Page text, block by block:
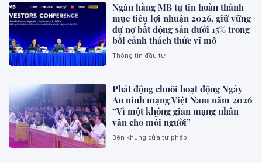
Ngân hàng MB tự tin hoàn thành
mục tiêu lợi nhuận 2026, giữ vững
dư nợ bất động sản dưới 15% trong
bối cảnh thách thức vĩ mô
Thông tin đầu tư
Phát động chuỗi hoạt động Ngày
An ninh mạng Việt Nam năm 2026
“Vì một không gian mạng nhân
văn cho mỗi người”
Bên khung cửa tư pháp